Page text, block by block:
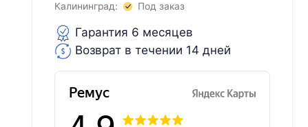
Калининград:
Под заказ
Гарантия 6 месяцев
Возврат в течении 14 дней